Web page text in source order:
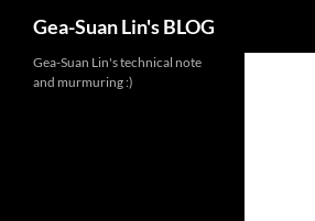
Gea-Suan Lin's BLOG
Gea-Suan Lin's technical note
and murmuring :)